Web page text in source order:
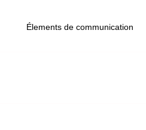
Élements de communication